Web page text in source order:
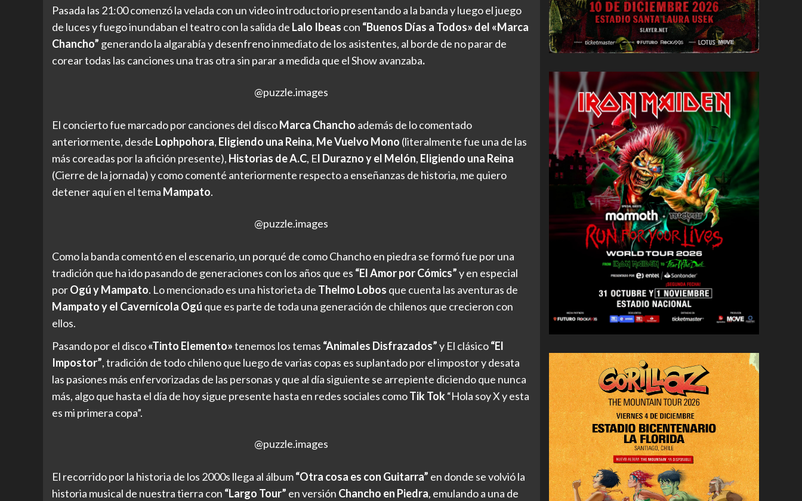
Pasada las 21:00 comenzó la velada con un video introductorio presentando a la banda y luego el juego
de luces y fuego inundaban el teatro con la salida de Lalo Ibeas con “Buenos Días a Todos» del «Marca
Chancho” generando la algarabía y desenfreno inmediato de los asistentes, al borde de no parar de
corear todas las canciones una tras otra sin parar a medida que el Show avanzaba.
@puzzle.images
El concierto fue marcado por canciones del discoMarca Chancho además de lo comentado
anteriormente, desde Lophpohora, Eligiendo una Reina, Me Vuelvo Mono (literalmente fue una de las
más coreadas por la afición presente), Historias de A.C, El Durazno y el Melón, Eligiendo una Reina
(Cierre de la jornada) y como comenté anteriormente respecto a enseñanzas de historia, me quiero
detener aquí en el tema Mampato.
@puzzle.images
Como la banda comentó en el escenario, un porqué de como Chancho en piedra se formó fue por una
tradición que ha ido pasando de generaciones con los años que es “El Amor por Cómics”y en especial
porOgú y Mampato. Lo mencionado es una historieta de Thelmo Lobos que cuenta las aventuras de
Mampato y el Cavernícola Ogú que es parte de toda una generación de chilenos que crecieron con
ellos.
Pasando por el disco«Tinto Elemento»tenemos los temas “Animales Disfrazados”y El clásico“El
Impostor”, tradición de todo chileno que luego de varias copas es suplantado por el impostor y desata
las pasiones más enfervorizadas de las personas y que al día siguiente se arrepiente diciendo que nunca
más, algo que hasta el día de hoy sigue presente hasta en redes sociales comoTik Tok“Hola soy X y esta
es mi primera copa”.
@puzzle.images
El recorrido por la historia de los 2000s llega al álbum“Otra cosa es con Guitarra” en donde se volvió la
historia musical de nuestra tierra con “Largo Tour” en versión Chancho en Piedra, emulando a una de